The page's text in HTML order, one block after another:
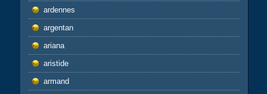
ardennes
argentan
ariana
aristide
armand